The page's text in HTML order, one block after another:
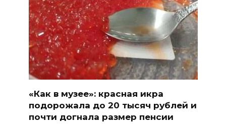
«Как в музее»: красная икра
подорожала до 20 тысяч рублей и
почти догнала размер пенсии